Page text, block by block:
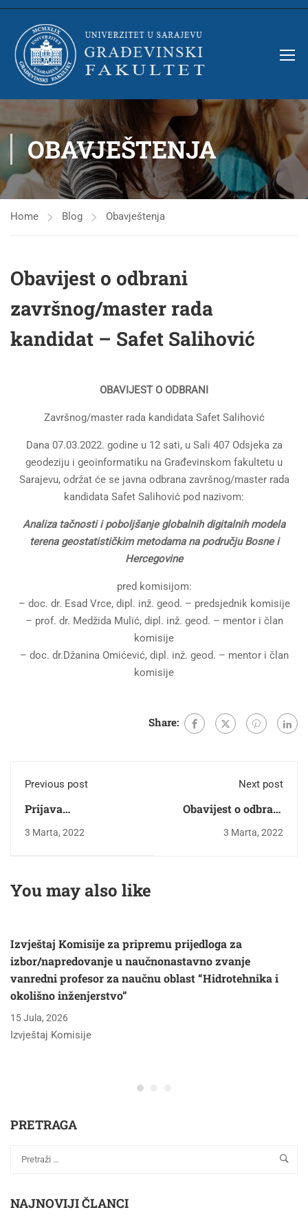
OBAVJEŠTENJA
Home Blog Obavještenja
Obavijest o odbrani
završnog/master rada
kandidat – Safet Salihović
OBAVIJEST O ODBRANI
Završnog/master rada kandidata Safet Salihović
Dana 07.03.2022. godine u 12 sati, u Sali 407 Odsjeka za
geodeziju i geoinformatiku na Građevinskom fakultetu u
Sarajevu, održat će se javna odbrana završnog/master rada
kandidata Safet Salihović pod nazivom:
Analiza tačnosti i poboljšanje globalnih digitalnih modela
terena geostatističkim metodama na području Bosne i
Hercegovine
pred komisijom:
– doc. dr. Esad Vrce, dipl. inž. geod. – predsjednik komisije
– prof. dr. Medžida Mulić, dipl. inž. geod. – mentor i član
komisije
– doc. dr.Džanina Omićević, dipl. inž. geod. – mentor i član
komisije
Share:
Previous post
Prijava
završnih/master
3 Marta, 2022
Next post
Obavijest o odbrani
završnog/master rada
3 Marta, 2022
You may also like
Izvještaj Komisije za pripremu prijedloga za
izbor/napredovanje u naučnonastavno zvanje
vanredni profesor za naučnu oblast “Hidrotehnika i
okolišno inženjerstvo”
15 Jula, 2026
Izvještaj Komisije
PRETRAGA
NAJNOVIJI ČLANCI